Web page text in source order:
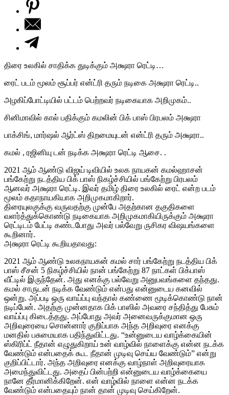
திரை உலகில் சாதிக்க துடிக்கும் அக்ஷரா ரெட்டி…
ரைட் படம் மூலம் சூப்பர் என்ட்ரி தரும் நடிகை அக்ஷரா ரெட்டி..
அழகிப்போட்டியில் பட்டம் பெற்றவர் நடிகையாக அறிமுகம்..
சினிமாவில் கால் பதிக்கும் கமலின் பிக் பாஸ் பிரபலம் அக்ஷரா
பாக்சிங், மார்ஷல் ஆர்ட்ஸ் திறமையுடன் என்ட்ரி தரும் அக்ஷரா..
கமல் , ரஜினியு டன் நடிக்க அக்ஷரா ரெட்டி ஆசை. .
2021 ஆம் ஆண்டு விஜய் டிவியில் உலக நாயகன் கமல்ஹாசன்
பங்கேற்று நடத்திய பிக் பாஸ் நிகழ்ச்சியில் பங்கேற்று பிரபலம்
ஆனவர் அக்ஷரா ரெட்டி. இவர் தமிழ் திரை உலகில் ரைட் என்ற படம்
மூலம் கதாநாயகியாக அறிமுகமாகிறார்.
திரையுலகுக்கு வருவதற்கு முன்பே அதற்கான தகுதிகளை
வளர்த்துக்கொண்டு நடிகையாக அறிமுகமாகியிருக்கும் அக்ஷரா
ரெட்டிடம் பேட்டி கண்டபோது அவர் பல்வேறு ருசிகர விஷயங்களை
கூறினார்.
அக்ஷரா ரெட்டி கூறியதாவது:
2021 ஆம் ஆண்டு உலகநாயகன் கமல் சார் பங்கேற்று நடத்திய பிக்
பாஸ் சீசன் 5 நிகழ்ச்சியில் நான் பங்கேற்று 87 நாட்கள் பிக்பாஸ்
வீட்டில் இருந்தேன். அது எனக்கு பல்வேறு அனுபவங்களை தந்தது.
கமல் சாருடன் நடிக்க வேண்டும் என்பது என்னுடைய கனவில்
ஒன்று. அப்படி ஒரு வாய்ப்பு வந்தால் கண்ணை மூடிக்கொண்டு நான்
நடிப்பேன். அதற்கு முன்னதாக பிக் பாஸில் அவரை சந்தித்து பேசும்
வாய்ப்பு கிடைத்தது. அப்போது அவர் அனைவருக்குமான ஒரு
அறிவுரையை சொன்னார் குறிப்பாக அந்த அறிவுரை எனக்கு
மனதில் பசுமையாக பதிந்துவிட்டது. “உன்னுடைய வாழ்க்கையின்
ஸ்கிரிப்ட் நீதான் எழுதுகிறாய் உன் வாழ்வில் நாளைக்கு என்ன நடக்க
வேண்டும் என்பதைக் கூட நீதான் முடிவு செய்ய வேண்டும்” என்று
குறிப்பிட்டார். அந்த அறிவுரை எனக்கு வாழ்நாள் அறிவுரையாக
அமைந்துவிட்டது. அதைப் பின்பற்றி என்னுடைய வாழ்க்கையை
நானே தீர்மானிக்கிறேன். என் வாழ்வில் நாளை என்ன நடக்க
வேண்டும் என்பதையும் நான் தான் முடிவு செய்கிறேன்.